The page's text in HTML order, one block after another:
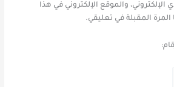
والموقع الإلكتروني في هذا
المقبلة في تعليقي.